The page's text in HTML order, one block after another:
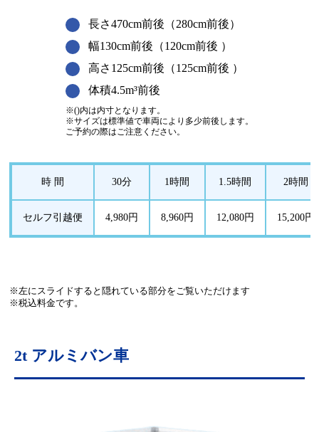
長さ470cm前後（280cm前後）
幅130cm前後（120cm前後 ）
高さ125cm前後（125cm前後 ）
体積4.5m³前後
※()内は内寸となります。
※サイズは標準値で車両により多少前後します。
ご予約の際はご注意ください。
時 間 30分 1時間 1.5時間 2時間
セルフ引越便 4,980円 8,960円 12,080円 15,200円
※左にスライドすると隠れている部分をご覧いただけます
※税込料金です。
2t アルミバン車